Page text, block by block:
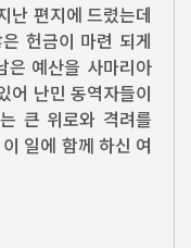
난 편지에 드렸는데
헌금이 마련 되게
은 예산을 사마리아
어 난민 동역자들이
큰 위로와 격려를
일에 함께 하신 여